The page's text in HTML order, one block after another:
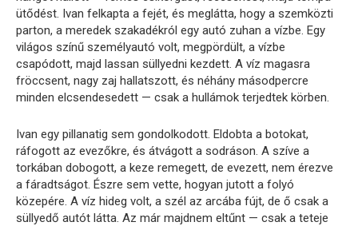
ütődést. Ivan felkapta a fejét, és meglátta, hogy a szemközti
parton, a meredek szakadékról egy autó zuhan a vízbe. Egy
világos színű személyautó volt, megpördült, a vízbe
csapódott, majd lassan süllyedni kezdett. A víz magasra
fröccsent, nagy zaj hallatszott, és néhány másodpercre
minden elcsendesedett — csak a hullámok terjedtek körben.
Ivan egy pillanatig sem gondolkodott. Eldobta a botokat,
ráfogott az evezőkre, és átvágott a sodráson. A szíve a
torkában dobogott, a keze remegett, de evezett, nem érezve
a fáradtságot. Észre sem vette, hogyan jutott a folyó
közepére. A víz hideg volt, a szél az arcába fújt, de ő csak a
süllyedő autót látta. Az már majdnem eltűnt — csak a teteje